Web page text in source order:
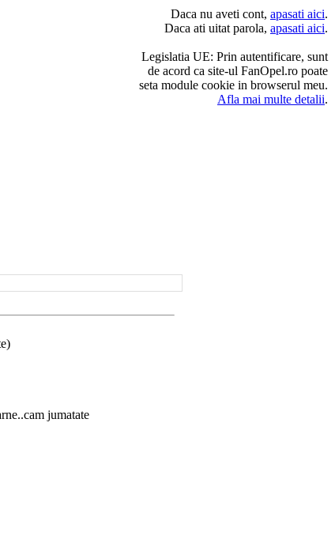
Daca nu aveti cont, apasati aici.
Daca ati uitat parola, apasati aici.
Legislatia UE: Prin autentificare, sunt
de acord ca site-ul FanOpel.ro poate
seta module cookie in browserul meu.
Afla mai multe detalii.
jumatate